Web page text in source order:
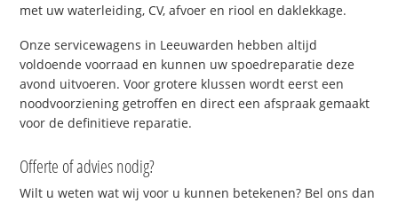
met uw waterleiding, CV, afvoer en riool en daklekkage.
Onze servicewagens in Leeuwarden hebben altijd
voldoende voorraad en kunnen uw spoedreparatie deze
avond uitvoeren. Voor grotere klussen wordt eerst een
noodvoorziening getroffen en direct een afspraak gemaakt
voor de definitieve reparatie.
Offerte of advies nodig?
Wilt u weten wat wij voor u kunnen betekenen? Bel ons dan